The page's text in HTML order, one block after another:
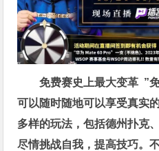
免费赛史上最大变革 ”
可以随时随地可以享受真实
多样的玩法，包括德州扑克
尽情挑战自我，提高技巧。